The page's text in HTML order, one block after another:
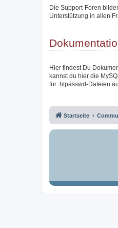
Die Support-Foren
Unterstützung in allen
Hier findest Du
kannst du hier die
für .htpasswd-Dateien
Startseite